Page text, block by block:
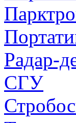
Радар-
СГУ